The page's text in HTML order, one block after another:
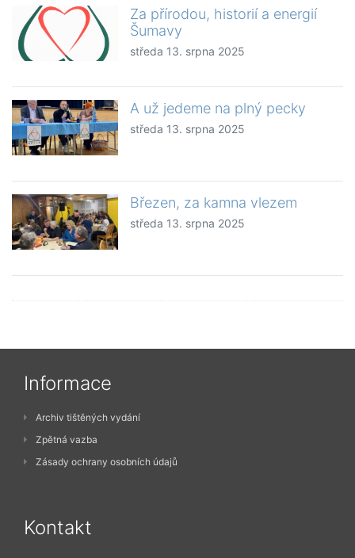
Za přírodou, historií a energií
Šumavy
středa 13. srpna 2025
A už jedeme na plný pecky
středa 13. srpna 2025
Březen, za kamna vlezem
středa 13. srpna 2025
Informace
Archiv tištěných vydání
Zpětná vazba
Zásady ochrany osobních údajů
Kontakt